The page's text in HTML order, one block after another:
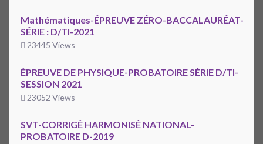
Mathématiques-ÉPREUVE ZÉRO-BACCALAURÉAT-
SÉRIE : D/TI-2021
23445 Views
ÉPREUVE DE PHYSIQUE-PROBATOIRE SÉRIE D/TI-
SESSION 2021
23052 Views
SVT-CORRIGÉ HARMONISÉ NATIONAL-
PROBATOIRE D-2019